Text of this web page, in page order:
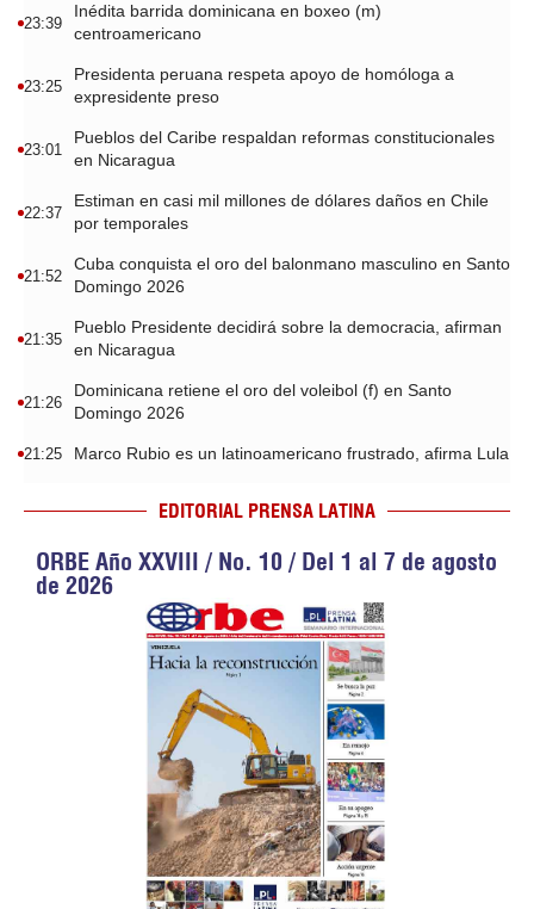
23:39
Inédita barrida dominicana en boxeo (m)
centroamericano
23:25
Presidenta peruana respeta apoyo de homóloga a
expresidente preso
23:01
Pueblos del Caribe respaldan reformas constitucionales
en Nicaragua
22:37
Estiman en casi mil millones de dólares daños en Chile
por temporales
21:52
Cuba conquista el oro del balonmano masculino en Santo
Domingo 2026
21:35
Pueblo Presidente decidirá sobre la democracia, afirman
en Nicaragua
21:26
Dominicana retiene el oro del voleibol (f) en Santo
Domingo 2026
21:25 Marco Rubio es un latinoamericano frustrado, afirma Lula
EDITORIAL PRENSA LATINA
ORBE Año XXVIII / No. 10 / Del 1 al 7 de agosto
de 2026